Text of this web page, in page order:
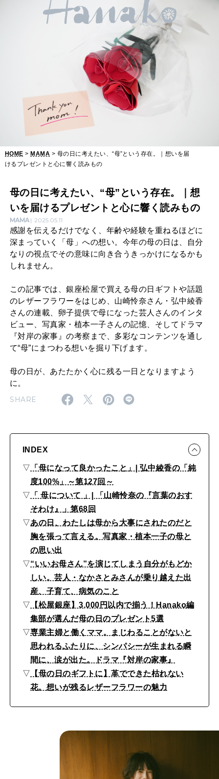
、
母
と
い
う
存
。
｜
想
い
届
け
HOME > MAMA > 母の日に考えたい、“母”という存在。｜想いを届
けるプレゼントと心に響く読みもの
母の日に考えたい、“母”という存在。｜想
いを届けるプレゼントと心に響く読みもの
MAMA 2025.05.11
感謝を伝えるだけでなく、年齢や経験を重ねるほどに
深まっていく「母」への想い。今年の母の日は、自分
なりの視点でその意味に向き合うきっかけになるかも
しれません。
この記事では、銀座松屋で買える母の日ギフトや話題
のレザーフラワーをはじめ、山崎怜奈さん・弘中綾香
さんの連載、卵子提供で母になった芸人さんのインタ
ビュー、写真家・植本一子さんの記憶、そしてドラマ
『対岸の家事』の考察まで、多彩なコンテンツを通し
て“母”にまつわる想いを掘り下げます。
母の日が、あたたかく心に残る一日となりますよう
に。
SHARE
INDEX
▽ 「母になって良かったこと」| 弘中綾香の「純
度100%」～第127回～
▽ 「 母について 」| 「山崎怜奈の『言葉のおす
そわけ』」第68回
▽あの日、わたしは母から大事にされたのだと
胸を張って言える。写真家・植本一子の母と
の思い出
▽“いいお母さん”を演じてしまう自分がもどか
しい。芸人・なかさとみさんが乗り越えた出
産、子育て、病気のこと
▽ 【松屋銀座】3,000円以内で揃う！Hanako編
集部が選んだ母の日のプレゼント5選
▽専業主婦と働くママ。まじわることがないと
思われるふたりに、シンパシーが生まれる瞬
間に、涙が出た。ドラマ『対岸の家事』
▽ 【母の日のギフトに】革でできた枯れない
花。想いが残るレザーフラワーの魅力